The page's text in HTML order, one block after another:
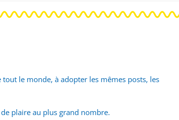
le monde, à adopter les mêmes posts, les
plaire au plus grand nombre.